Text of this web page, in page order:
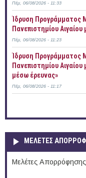
Πέμ, 06/08/2026 - 11:33
Ίδρυση Προγράμματος
Πανεπιστημίου
Πέμ, 06/08/2026 - 11:23
Ίδρυση Προγράμματος
Πανεπιστημίου
μέσω έρευνας»
Πέμ, 06/08/2026 - 11:17
ΜΕΛΕΤΕΣ
Μελέτες